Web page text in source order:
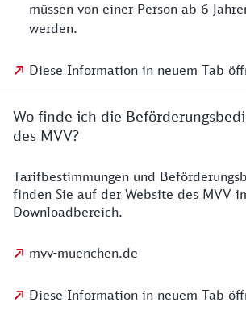
müssen von einer Person ab 6
werden.
Diese Information in neuem Tab
Wo finde ich die
des MVV?
Tarifbestimmungen und
finden Sie auf der Website des MVV
Downloadbereich.
mvv-muenchen.de
Diese Information in neuem Tab